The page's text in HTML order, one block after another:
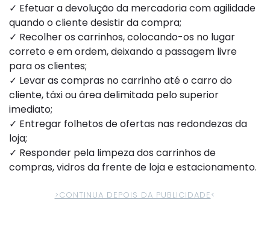
✓ Efetuar a devolução da mercadoria com agilidade
quando o cliente desistir da compra;
✓ Recolher os carrinhos, colocando-os no lugar
correto e em ordem, deixando a passagem livre
para os clientes;
✓ Levar as compras no carrinho até o carro do
cliente, táxi ou área delimitada pelo superior
imediato;
✓ Entregar folhetos de ofertas nas redondezas da
loja;
✓ Responder pela limpeza dos carrinhos de
compras, vidros da frente de loja e estacionamento.
>CONTINUA DEPOIS DA PUBLICIDADE<